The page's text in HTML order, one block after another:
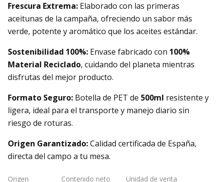
Frescura Extrema: Elaborado con las primeras
aceitunas de la campaña, ofreciendo un sabor más
verde, potente y aromático que los aceites estándar.
Sostenibilidad 100%: Envase fabricado con 100%
Material Reciclado, cuidando del planeta mientras
disfrutas del mejor producto.
Formato Seguro: Botella de PET de 500ml resistente y
ligera, ideal para el transporte y manejo diario sin
riesgo de roturas.
Origen Garantizado:Calidad certificada de España,
directa del campo a tu mesa.
Origen Contenido neto Unidad de venta